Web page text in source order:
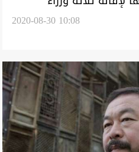
2020-08-30 10:08